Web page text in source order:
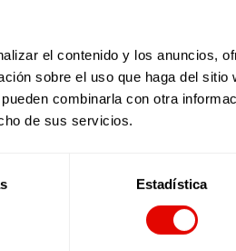
el contenido y los anuncios,
sobre el uso que haga del sitio
combinarla con otra
de sus servicios.
Estadística
y Alegría Haití, apoyadas por
niñas (especialmente para
estudiantes y uno 230
acercarnos a la realidad de